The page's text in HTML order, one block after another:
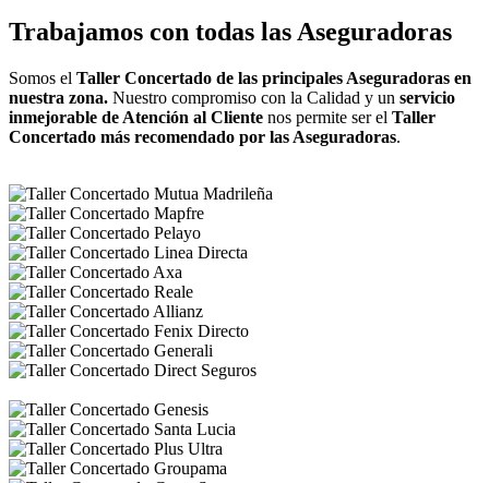
Trabajamos con todas las Aseguradoras
Somos el Taller Concertado de las principales Aseguradoras en
nuestra zona. Nuestro compromiso con la Calidad y un servicio
inmejorable de Atención al Cliente nos permite ser el Taller
Concertado más recomendado por las Aseguradoras.